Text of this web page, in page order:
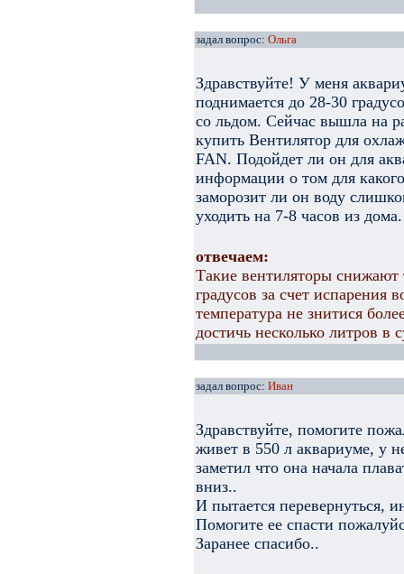
задал вопрос: Ольга
Здравствуйте! У меня
поднимается до 28-30
со льдом. Сейчас вышла на
купить Вентилятор для
FAN. Подойдет ли он для
информации о том для
заморозит ли он воду
уходить на 7-8 часов из
отвечаем:
Такие вентиляторы снижают
градусов за счет испарения
температура не знитися
достичь несколько литров в
задал вопрос: Иван
Здравствуйте, помогите
живет в 550 л аквариуме, у
заметил что она начала
вниз..
И пытается перевернуться,
Помогите ее спасти
Заранее спасибо..